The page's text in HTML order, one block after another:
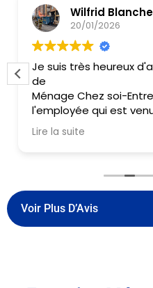
Wilfrid
20/01/2026
Je suis très heureux
de
Ménage Chez soi-
l'employée qui est
je recommanderais
quand...!
Lire la suite
Voir Plus D’Avis